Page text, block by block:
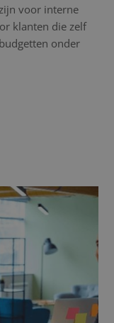
voor interne
klanten die zelf
onder